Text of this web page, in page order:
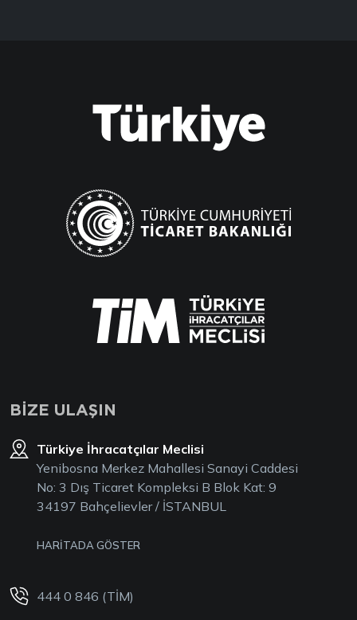
BİZE ULAŞIN
Türkiye İhracatçılar Meclisi
Yenibosna Merkez Mahallesi Sanayi Caddesi
No: 3 Dış Ticaret Kompleksi B Blok Kat: 9
34197 Bahçelievler / İSTANBUL
HARİTADA GÖSTER
444 0 846 (TİM)